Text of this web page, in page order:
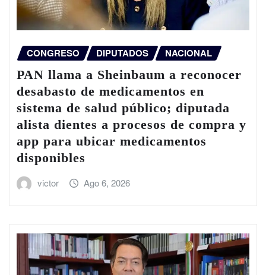
CONGRESO DIPUTADOS NACIONAL
PAN llama a Sheinbaum a reconocer
desabasto de medicamentos en
sistema de salud público; diputada
alista dientes a procesos de compra y
app para ubicar medicamentos
disponibles
victor Ago 6, 2026